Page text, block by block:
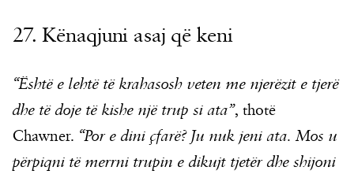
27. Kënaqjuni asaj që keni
“Është e lehtë të krahasosh veten me njerëzit e tjerë
dhe të doje të kishe një trup si ata”, thotë
Chawner. “Por e dini çfarë? Ju nuk jeni ata. Mos u
përpiqni të merrni trupin e dikujt tjetër dhe shijoni